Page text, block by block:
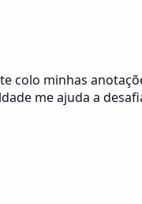
colo minhas
me ajuda a